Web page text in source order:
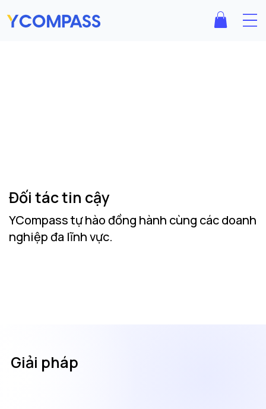
Đối tác tin cậy
YCompass tự hào đồng hành cùng các doanh
nghiệp đa lĩnh vực.
​Giải pháp